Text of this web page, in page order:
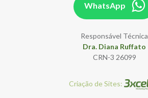
WhatsApp
Responsável Técnica
Dra. Diana Ruffato
CRN-3 26099
Criação de Sites: